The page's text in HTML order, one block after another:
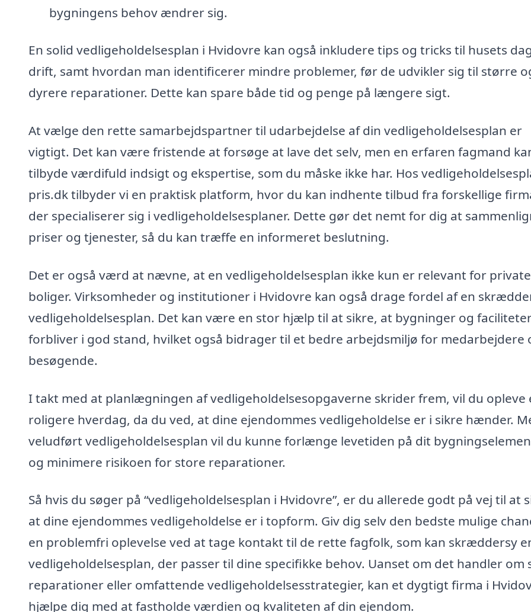
bygningens behov ændrer sig.
En solid vedligeholdelsesplan i Hvidovre kan også inkludere tips og tricks til husets
drift, samt hvordan man identificerer mindre problemer, før de udvikler sig til større
dyrere reparationer. Dette kan spare både tid og penge på længere sigt.
At vælge den rette samarbejdspartner til udarbejdelse af din vedligeholdelsesplan er
vigtigt. Det kan være fristende at forsøge at lave det selv, men en erfaren fagmand
tilbyde værdifuld indsigt og ekspertise, som du måske ikke har. Hos
pris.dk tilbyder vi en praktisk platform, hvor du kan indhente tilbud fra forskellige
der specialiserer sig i vedligeholdelsesplaner. Dette gør det nemt for dig at
priser og tjenester, så du kan træffe en informeret beslutning.
Det er også værd at nævne, at en vedligeholdelsesplan ikke kun er relevant for private
boliger. Virksomheder og institutioner i Hvidovre kan også drage fordel af en
vedligeholdelsesplan. Det kan være en stor hjælp til at sikre, at bygninger og
forbliver i god stand, hvilket også bidrager til et bedre arbejdsmiljø for medarbejdere
besøgende.
I takt med at planlægningen af vedligeholdelsesopgaverne skrider frem, vil du opleve
roligere hverdag, da du ved, at dine ejendommes vedligeholdelse er i sikre hænder.
veludført vedligeholdelsesplan vil du kunne forlænge levetiden på dit
og minimere risikoen for store reparationer.
Så hvis du søger på “vedligeholdelsesplan i Hvidovre”, er du allerede godt på vej til at
at dine ejendommes vedligeholdelse er i topform. Giv dig selv den bedste mulige
en problemfri oplevelse ved at tage kontakt til de rette fagfolk, som kan skræddersy
vedligeholdelsesplan, der passer til dine specifikke behov. Uanset om det handler om
reparationer eller omfattende vedligeholdelsesstrategier, kan et dygtigt firma i
hjælpe dig med at fastholde værdien og kvaliteten af din ejendom.